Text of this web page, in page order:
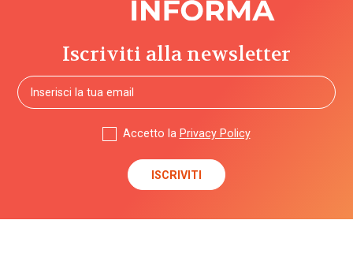
Iscriviti alla newsletter
Accetto la Privacy Policy